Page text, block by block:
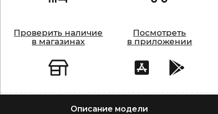
Проверить наличие
в магазинах
Посмотреть
в приложении
Описание модели